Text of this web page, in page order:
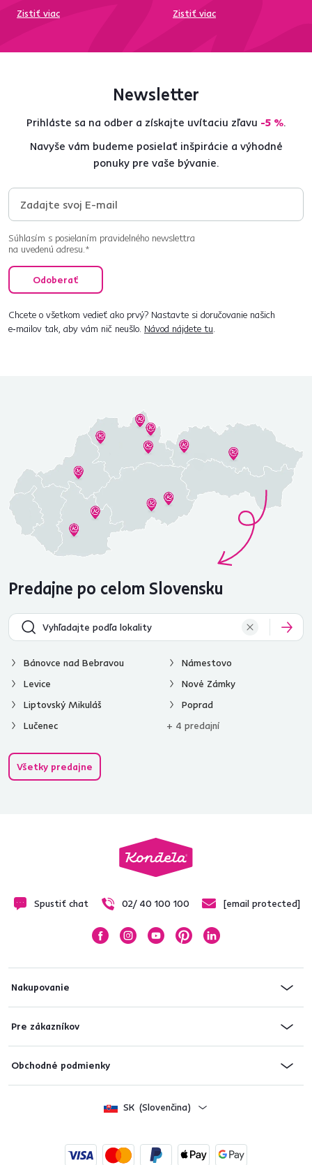
Zistiť viac
Zistiť viac
Newsletter
Prihláste sa na odber a získajte uvítaciu zľavu -5 %.
Navyše vám budeme posielať inšpirácie a výhodné
ponuky pre vaše bývanie.
Súhlasím s posielaním pravidelného newslettra
na uvedenú adresu.*
Odoberať
Chcete o všetkom vedieť ako prvý? Nastavte si doručovanie našich
e‑mailov tak, aby vám nič neušlo. Návod nájdete tu.
Predajne po celom Slovensku
Bánovce nad Bebravou
Levice
Liptovský Mikuláš
Lučenec
Námestovo
Nové Zámky
Poprad
+ 4 predajní
Všetky predajne
Spustiť chat 02/ 40 100 100 [email protected]
Nakupovanie
Pre zákazníkov
Obchodné podmienky
SK (Slovenčina)